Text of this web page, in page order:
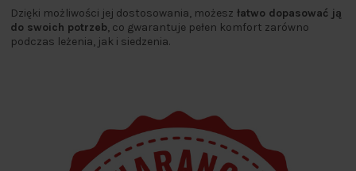
Dzięki możliwości jej dostosowania, możesz łatwo dopasować ją
do swoich potrzeb, co gwarantuje pełen komfort zarówno
podczas leżenia, jak i siedzenia.